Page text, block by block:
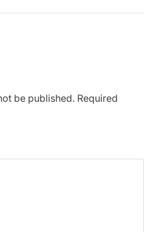
be published. Required